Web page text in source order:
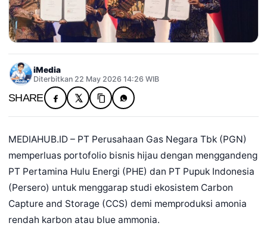
iMedia
Diterbitkan 22 May 2026 14:26 WIB
SHARE
MEDIAHUB.ID – PT Perusahaan Gas Negara Tbk (PGN)
memperluas portofolio bisnis hijau dengan menggandeng
PT Pertamina Hulu Energi (PHE) dan PT Pupuk Indonesia
(Persero) untuk menggarap studi ekosistem Carbon
Capture and Storage (CCS) demi memproduksi amonia
rendah karbon atau blue ammonia.